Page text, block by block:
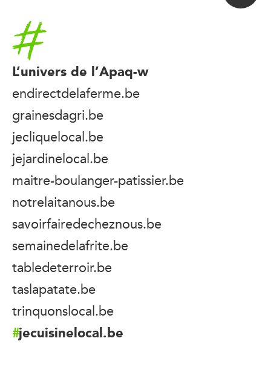
Accueil
L’univers de l’Apaq-w
endirectdelaferme.be
grainesdagri.be
jecliquelocal.be
jejardinelocal.be
maitre-boulanger-patissier.be
notrelaitanous.be
savoirfairedecheznous.be
semainedelafrite.be
tabledeterroir.be
taslapatate.be
trinquonslocal.be
jecuisinelocal.be